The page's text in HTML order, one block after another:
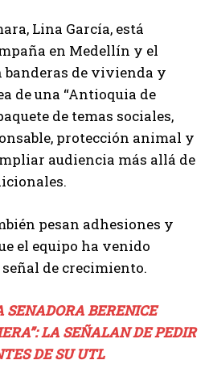
Lina García, está
en Medellín y el
banderas de vivienda y
de una “Antioquia de
de temas sociales,
protección animal y
audiencia más allá de
pesan adhesiones y
el equipo ha venido
de crecimiento.
BERENICE
LA SEÑALAN DE PEDIR
DE SU UTL